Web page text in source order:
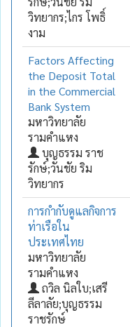
วิทยากร;ไกร โพธิ์
งาม
Factors Affecting
the Deposit Total
in the Commercial
Bank System
มหาวิทยาลัย
รามคำแหง
บุญธรรม ราช
รักษ์;วันชัย ริม
วิทยากร
การกำกับดูแลกิจการ
ท่าเรือใน
ประเทศไทย
มหาวิทยาลัย
รามคำแหง
ถวิล นิลใบ;เสรี
ลีลาลัย;บุญธรรม
ราชรักษ์